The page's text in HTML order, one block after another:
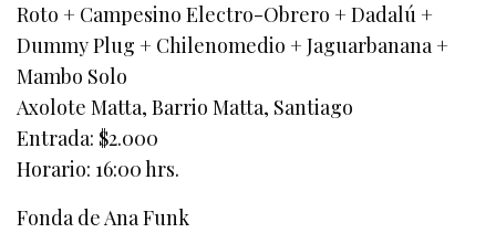
Roto + Campesino Electro-Obrero + Dadalú +
Dummy Plug + Chilenomedio + Jaguarbanana +
Mambo Solo
Axolote Matta, Barrio Matta, Santiago
Entrada: $2.000
Horario: 16:00 hrs.
Fonda de Ana Funk